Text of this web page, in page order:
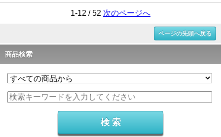
1-12 / 52 次のページへ
ページの先頭へ戻る
商品検索